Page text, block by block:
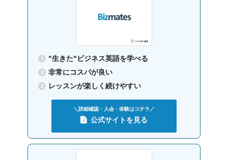
グループレッスン 子供向け
回数：4 / 1セッション40分
Class3 小学
グループレッスン 子供向け
9,000
回数：4 / 1セッション40分
グループレッスン
9,500 円(税込) / 月
回数：4 / 1セッション40分
"生きた"ビジネス英語を学べる
非常にコスパが良い
レッスンが楽しく続けやすい
＼詳細確認・入会・体験はコチラ／
公式サイトを見る